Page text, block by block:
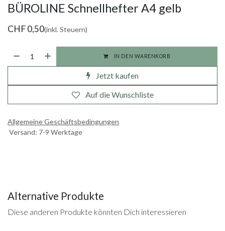
BÜROLINE Schnellhefter A4 gelb
CHF0,50(inkl. Steuern)
IN DEN WARENKORB
Jetzt kaufen
Auf die Wunschliste
Allgemeine Geschäftsbedingungen
Versand: 7-9 Werktage
Alternative Produkte
Diese anderen Produkte könnten Dich interessieren